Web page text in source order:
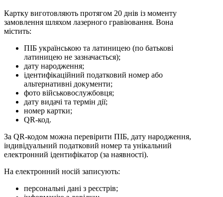
Картку виготовляють протягом 20 днів із моменту
замовлення шляхом лазерного гравіювання. Вона
містить:
ПІБ українською та латиницею (по батькові
латиницею не зазначається);
дату народження;
ідентифікаційний податковий номер або
альтернативні документи;
фото військовослужбовця;
дату видачі та термін дії;
номер картки;
QR-код.
За QR-кодом можна перевірити ПІБ, дату народження,
індивідуальний податковий номер та унікальний
електронний ідентифікатор (за наявності).
На електронний носій записують:
персональні дані з реєстрів;